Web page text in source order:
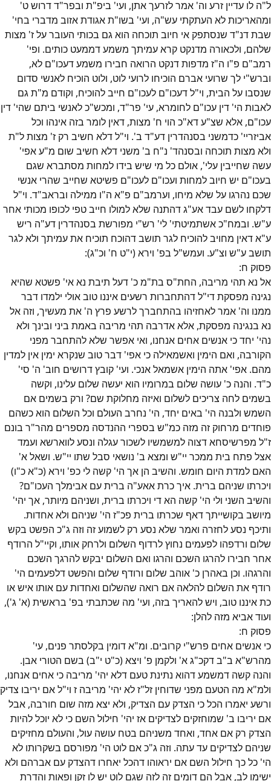
ל"ה לו עדיין זרע וה' אמר לזרעך אתן, ועי' ביפ"ת ובפר"ד דרוש ט'
ומהאריכות לא העתקתי עש"ה, ועי' בשו"ת אגודת אזוב מדברי בחי'
שבת דנ"ד שנסתפק אי חיוב תוכחה הוא גם בכותי העובר על ז' מצות
שלהם, ולכאורה מדנקט קרא עמיתך משמע דממעט כותים. ופי'
רמב"ם פ"ו ה"ז מדפות דנקט הרואה חבירו משמע דעכו"ם לא,
וברש"י לך שרועי אברם הוכיחו לרועי לוט, ולוט הוכיח לאנשי סדום
שנסבו על הבית, וי"ל דעכו"ם לעכו"ם חייב להוכיח, וקודם מ"ת גם
לאבות הי' דין עכו"ם לחומרא, עי' פר"ד, ומכש"כ לאנשי ביתם שהי' דין
עכו"ם, אלא שצ"ע דא"כ הוי ח' מצות, דאין לומר בזה אינהו וכל
אביזריי' כדמשני בסנהדרין דע"ד ב'. וי"ל דלא חשיב רק ז' מצות ל"ת
ולא מצות תוכחה ובסנהד' נ"ח ב' משני דלא חשיב שום מ"ע אפי'
עשה שחייבין עלי', אולם כל מי שיש בידו למחות מסתברא שגם
בעכו"ם יש חיוב למחות ועכו"ם לעכו"ם פשיטא שחייב שהרי אנשי
שכם נהרגו על שלא מיחו, וערמב"ם פ"א ה"ו ממילה ובראב"ד. וי"ל
דלקחו לשם עבד אע"ג דהתנה שלא למולו חייב טפי לכופו מכותי אחר
ע"ש. ובמח"כ אשתמיטתי' לי' רש"י מפורשת בסנהדרין דע"ה ריש
ע"א דאין מחויב להוכיח לגר תושב דהוכח תוכיח את עמיתך ולא לגר
תושב ע"ש וצ"ע. ועמש"ל בפ' וירא (י"ט ח' וכ"ג):
פסוק ח:
אל נא תהי מריבה, החת"ס בת"מ כ' דעל תיבת נא אי' פשטא שהיא
נגינה מפסקת די"ל דהתחברות רשעים איננו טוב אולי ילמדו דבר
ממנו וה' אמר לאחזיהו בהתחברך לרשע פרץ ה' את מעשיך, וזה אל
נא בנגינה מפסקת, אלא אדרבה תהי מריבה באמת ביני ובינך ולא
נהי' יחד כי אנשים אחים אנחנו, ואי אפשר שלא להתחבר מפני
הקורבה, ואם הימין ואשמאילה כי אפי' דבר טוב שנקרא ימין אין למדין
מהם. אפי' אתה הימין אשמאל אנכי. ועי' קובץ דרושים חוב' ה' סי'
כ"ד. והנה כ' עושה שלום במרומיו הוא יעשה שלום עלינו, וקשה
בשמים לחה צריכים לשלום ואיזה מחלוקת שם? ורק בשמים אם
השמש ולבנה הי' באים יחד, הי' נחרב העולם וכל השלום הוא כשהם
פוחדים מרחוק זה מזה כמ"ש בספרי ההנדסה מספרים מהר"ר בונם
ז"ל מפרשיסחא דצוה למשמשיו לשכור עגלה ונסע לווארשא ועמד
אצל פתח בית ממכר יי"ש ומצא ב' נושאי סבל שתו יי"ש. ושאל א'
האם למדת היום חומש. והשיב הן אך הי' קשה לי כפ' וירא (כ"א כ"ו)
ויכרתו שניהם ברית. איך כרת אאע"ה ברית עם אבימלך העכו"ם?
והשיב השני ולי הי' קשה הא די ויכרתו ברית, ושניהם מיותר, אך יהי'
מיושב בקושייתך דאף שכרתו ברית פכ"ז הי' שניהם ולא אחדות.
ותיכף נסע לחזרה ואמר שלא נסע רק לשמוע זה וזה ג"כ הפשט בקש
שלום ורדפהו לפעמים נחוץ לרדוף השלום ולרחק אותו, וקיי"ל הרודף
אחר חבירו להרגו השכם והרגו ואם השלום יבקש להרגך השכם
והרגהו. וכן באהרן כ' אוהב שלום ורודף שלום והפשט דלפעמים הי'
רודף את השלום להלאה אם רואה שהשלום ואחדות עם אותו איש או
כת איננו טוב, ויש להאריך בזה, ועי' מה שכתבתי בפ' בראשית (א' ג'),
ועוד אביא מזה להלן:
פסוק ח:
כי אנשים אחים פרש"י קרובים. ומ"א דומין בקלסתר פנים, עי'
מהרש"א ב"ב דקכ"ג א' ולקמן פ' ויצא (כ"ט י"ב) בשם הטורי אבן.
והנה קשה דמשמע דהוא נתינת טעם דלא יהי' מריבה כי אחים אנחנו,
ולמ"א מה הטעם מפני שדוחין זל"ז לא יהי' מריבה ז וי"ל אם יריבו צדיק
ורשע יאמרו הכל כי הצדק עם הצדיק, ולא יצא מזה שום חורבה, אבל
אם יריבו ב' שמוחזקים לצדיקים אז יהי' חילול השם כי לא יוכל להיות
הצדק רק אם אחד, ואחד משניהם בטח עושה עול, והעולם מחזיקים
שניהם לצדיקים עד עתה. וזה ג"כ אם לוט הי' מפורסם בשקרותו לא
הי' כל כך חילול השם אם יראוהו דהכל יאחרו דהצדק עם אברהם ולא
ישימו לב, אבל הם דומים זה לזה שגם לוט יש לו זקן ופאות והדרת